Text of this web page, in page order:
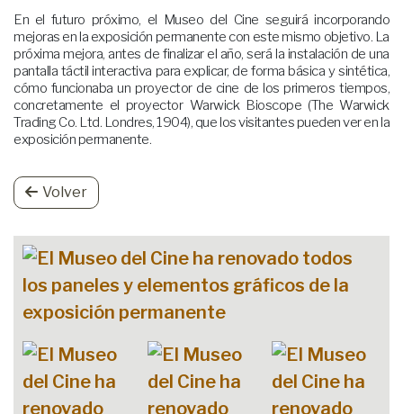
En el futuro próximo, el Museo del Cine seguirá incorporando
mejoras en la exposición permanente con este mismo objetivo. La
próxima mejora, antes de finalizar el año, será la instalación de una
pantalla táctil interactiva para explicar, de forma básica y sintética,
cómo funcionaba un proyector de cine de los primeros tiempos,
concretamente el proyector Warwick Bioscope (The Warwick
Trading Co. Ltd. Londres, 1904), que los visitantes pueden ver en la
exposición permanente.
Volver